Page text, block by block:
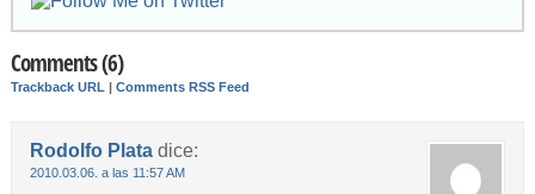
Comments (6)
Trackback URL Comments RSS Feed
Rodolfo Plata dice:
2010.03.06. a las 11:57 AM